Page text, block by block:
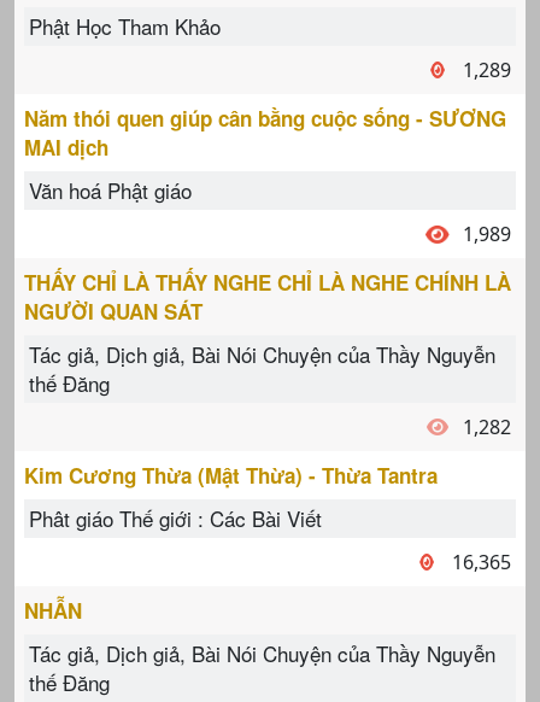
Phật Học Tham Khảo
1,289
Năm thói quen giúp cân bằng cuộc sống - SƯƠNG
MAI dịch
Văn hoá Phật giáo
1,989
THẤY CHỈ LÀ THẤY NGHE CHỈ LÀ NGHE CHÍNH LÀ
NGƯỜI QUAN SÁT
Tác giả, Dịch giả, Bài Nói Chuyện của Thầy Nguyễn
thế Đăng
1,282
Kim Cương Thừa (Mật Thừa) - Thừa Tantra
Phât giáo Thế giới : Các Bài Viết
16,365
NHẪN
Tác giả, Dịch giả, Bài Nói Chuyện của Thầy Nguyễn
thế Đăng